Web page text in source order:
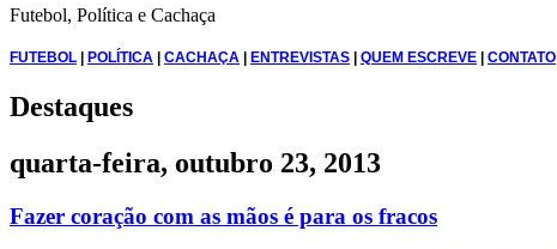
Futebol, Política e Cachaça
FUTEBOL | POLÍTICA | CACHAÇA | ENTREVISTAS | QUEM ESCREVE | CONTATO
Destaques
quarta-feira, outubro 23, 2013
Fazer coração com as mãos é para os fracos